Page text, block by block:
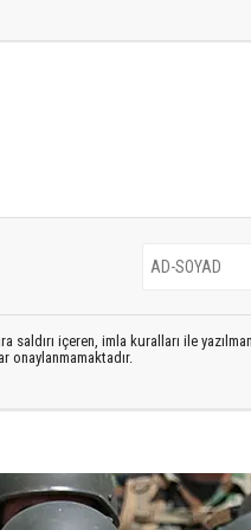
içeren, imla kuralları ile
onaylanmamaktadır.